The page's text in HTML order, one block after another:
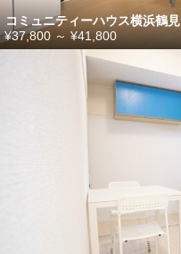
コミュニティーハウス横浜鶴見
¥37,800 ～ ¥41,800